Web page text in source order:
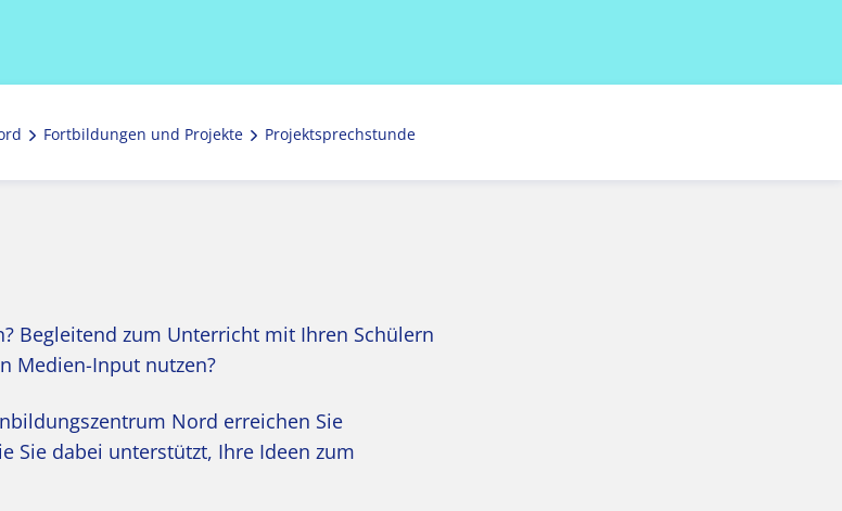
Fortbildungen und Projekte Projektsprechstunde
Begleitend zum Unterricht mit Ihren Schülern
Medien-Input nutzen?
Nord erreichen Sie
Sie dabei unterstützt, Ihre Ideen zum